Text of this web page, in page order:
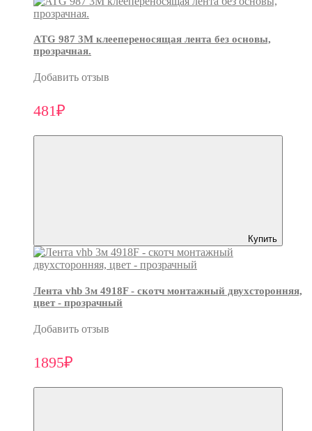
ATG 987 3М клеепереносящая лента без основы,
прозрачная.
Добавить отзыв
481₽
Купить
Лента vhb 3м 4918F - скотч монтажный двухсторонняя,
цвет - прозрачный
Добавить отзыв
1895₽